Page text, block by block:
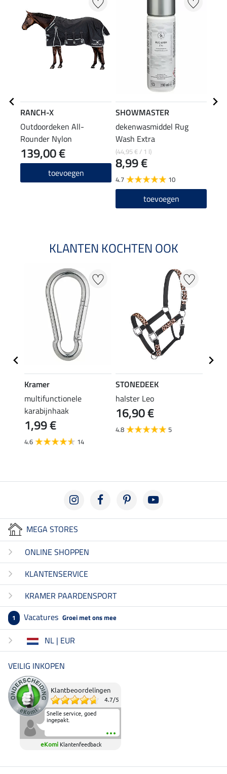
RANCH-X
Outdoordeken All-
Rounder Nylon
139,00 €
toevoegen
SHOWMASTER
dekenwasmiddel Rug
Wash Extra
(44,95 € / 1 l)
8,99 €
4.7 10
toevoegen
KLANTEN KOCHTEN OOK
Kramer
multifunctionele
karabijnhaak
1,99 €
4.6 14
STONEDEEK
halster Leo
16,90 €
4.8 5
MEGA STORES
ONLINE SHOPPEN
KLANTENSERVICE
KRAMER PAARDENSPORT
1 Vacatures Groei met ons mee
NL | EUR
VEILIG INKOPEN
Klantbeoordelingen
4.7/5
Snelle service, goed
ingepakt.
eKomi Klantenfeedback